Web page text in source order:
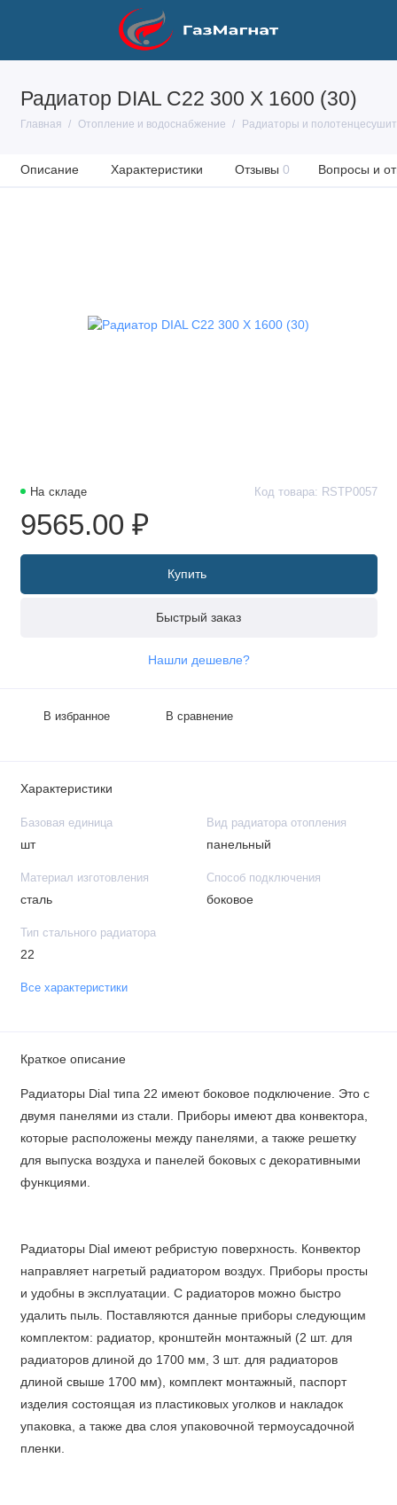
Радиатор DIAL С22 300 X 1600 (30)
Главная Отопление и водоснабжение Радиаторы и
Описание Характеристики Отзывы 0 Вопросы и
На складе Код товара: RSTP0057
9565.00 ₽
Купить
Быстрый заказ
Нашли дешевле?
В избранное В сравнение
Характеристики
Базовая единица
шт
Вид радиатора отопления
панельный
Материал изготовления
сталь
Способ подключения
боковое
Тип стального радиатора
22
Все характеристики
Краткое описание
Радиаторы Dial типа 22 имеют боковое подключение. Это с
двумя панелями из стали. Приборы имеют два конвектора,
которые расположены между панелями, а также решетку
для выпуска воздуха и панелей боковых с декоративными
функциями.
Радиаторы Dial имеют ребристую поверхность. Конвектор
направляет нагретый радиатором воздух. Приборы просты
и удобны в эксплуатации. С радиаторов можно быстро
удалить пыль. Поставляются данные приборы следующим
комплектом: радиатор, кронштейн монтажный (2 шт. для
радиаторов длиной до 1700 мм, 3 шт. для радиаторов
длиной свыше 1700 мм), комплект монтажный, паспорт
изделия состоящая из пластиковых уголков и накладок
упаковка, а также два слоя упаковочной термоусадочной
пленки.